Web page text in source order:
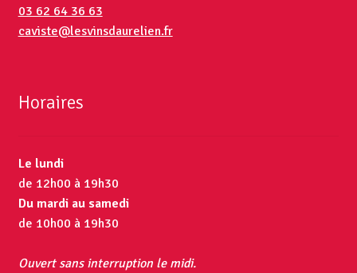
03 62 64 36 63
caviste@lesvinsdaurelien.fr
Horaires
Le lundi
de 12h00 à 19h30
Du mardi au samedi
de 10h00 à 19h30
Ouvert sans interruption le midi.